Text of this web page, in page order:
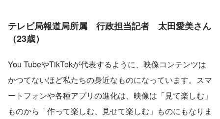
テレビ局報道局所属　行政担当記者　太田愛美さん
（23歳）
You TubeやTikTokが代表するように、映像コンテンツは
かつてないほど私たちの身近なものになっています。スマ
ートフォンや各種アプリの進化は、映像は「見て楽しむ」
ものから「作って楽しむ、見せて楽しむ」ものにもなりま